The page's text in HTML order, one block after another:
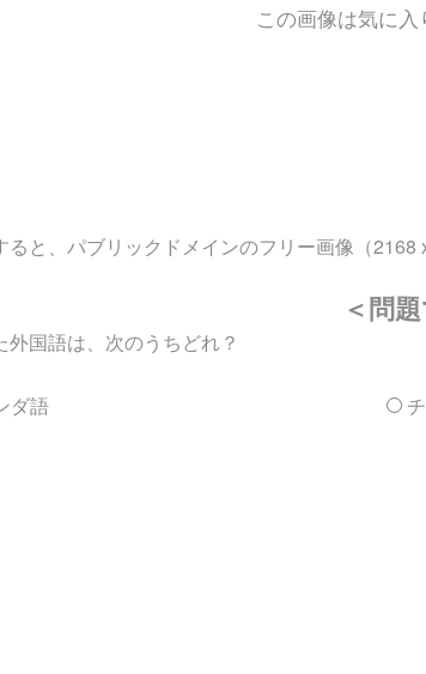
この画像は気に
と、パブリックドメインのフリー画像（2168
＜問
国語は、次のうちどれ？
ダ語